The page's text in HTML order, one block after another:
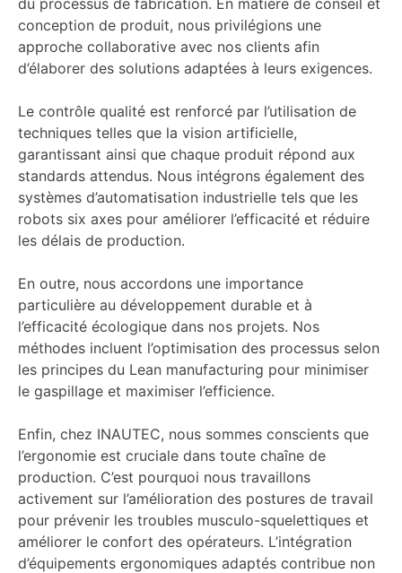
conception de produit, nous privilégions une
approche collaborative avec nos clients afin
d’élaborer des solutions adaptées à leurs exigences.
Le contrôle qualité est renforcé par l’utilisation de
techniques telles que la vision artificielle,
garantissant ainsi que chaque produit répond aux
standards attendus. Nous intégrons également des
systèmes d’automatisation industrielle tels que les
robots six axes pour améliorer l’efficacité et réduire
les délais de production.
En outre, nous accordons une importance
particulière au développement durable et à
l’efficacité écologique dans nos projets. Nos
méthodes incluent l’optimisation des processus selon
les principes du Lean manufacturing pour minimiser
le gaspillage et maximiser l’efficience.
Enfin, chez INAUTEC, nous sommes conscients que
l’ergonomie est cruciale dans toute chaîne de
production. C’est pourquoi nous travaillons
activement sur l’amélioration des postures de travail
pour prévenir les troubles musculo-squelettiques et
améliorer le confort des opérateurs. L’intégration
d’équipements ergonomiques adaptés contribue non